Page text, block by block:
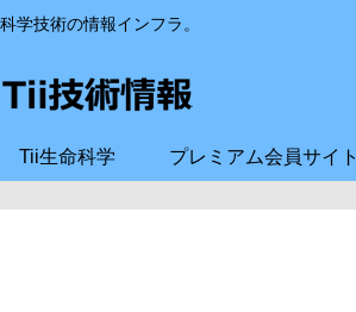
学技術の情報インフラ。
Tii生命科学 プレミアム会員サイト